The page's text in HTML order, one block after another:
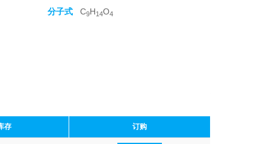
分子式 C9H14O4
存 订购